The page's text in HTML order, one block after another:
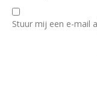
Stuur mij een e-mail